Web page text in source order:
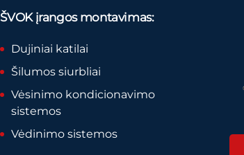
ŠVOK įrangos montavimas:
Dujiniai katilai
Šilumos siurbliai
Vėsinimo kondicionavimo
sistemos
Vėdinimo sistemos